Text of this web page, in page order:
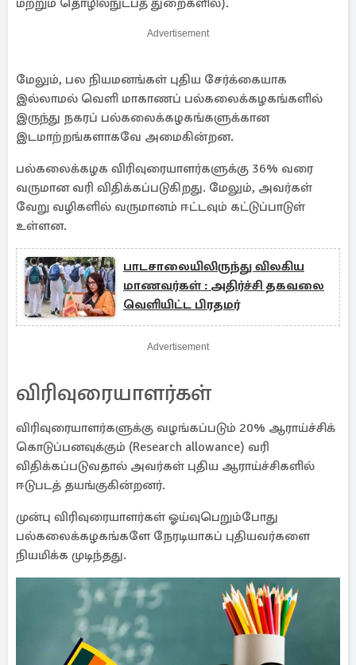
மற்றும் தொழில்நுட்பத் துறைகளில்).
Advertisement
மேலும், பல நியமனங்கள் புதிய சேர்க்கையாக
இல்லாமல் வெளி மாகாணப் பல்கலைக்கழகங்களில்
இருந்து நகரப் பல்கலைக்கழகங்களுக்கான
இடமாற்றங்களாகவே அமைகின்றன.
பல்கலைக்கழக விரிவுரையாளர்களுக்கு 36% வரை
வருமான வரி விதிக்கப்படுகிறது. மேலும், அவர்கள்
வேறு வழிகளில் வருமானம் ஈட்டவும் கட்டுப்பாடுள்
உள்ளன.
பாடசாலையிலிருந்து விலகிய
மாணவர்கள் : அதிர்ச்சி தகவலை
வெளியிட்ட பிரதமர்
Advertisement
விரிவுரையாளர்கள்
விரிவுரையாளர்களுக்கு வழங்கப்படும் 20% ஆராய்ச்சிக்
கொடுப்பனவுக்கும் (Research allowance) வரி
விதிக்கப்படுவதால் அவர்கள் புதிய ஆராய்ச்சிகளில்
ஈடுபடத் தயங்குகின்றனர்.
முன்பு விரிவுரையாளர்கள் ஓய்வுபெறும்போது
பல்கலைக்கழகங்களே நேரடியாகப் புதியவர்களை
நியமிக்க முடிந்தது.